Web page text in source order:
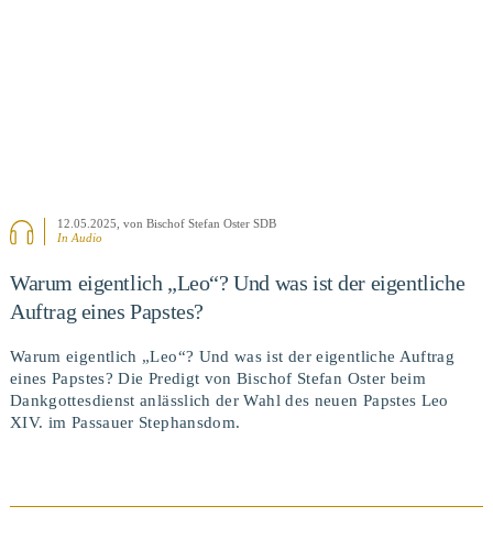
12.05.2025 , von Bischof Stefan Oster SDB
In Audio
Warum eigentlich „Leo“? Und was ist der eigentliche
Auftrag eines Papstes?
Warum eigentlich „Leo“? Und was ist der eigentliche Auftrag
eines Papstes? Die Predigt von Bischof Stefan Oster beim
Dankgottesdienst anlässlich der Wahl des neuen Papstes Leo
XIV. im Passauer Stephansdom.